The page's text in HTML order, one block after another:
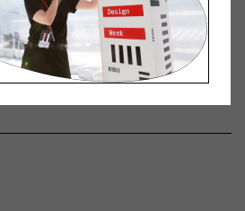
Design Weekly.
ja ilmiöitä muotoilusta ja